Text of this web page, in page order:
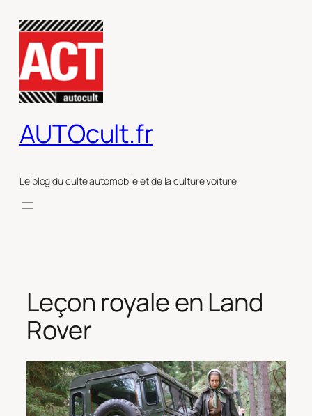
contenu
AUTOcult.fr
Le blog du culte automobile et de la culture voiture
Leçon royale en Land
Rover